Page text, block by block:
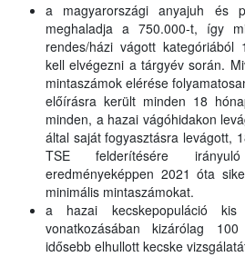
a magyarországi anyajuh és
meghaladja a 750.000-t, így
rendes/házi vágott kategóriából
kell elvégezni a tárgyév során.
mintaszámok elérése
előírásra került minden 18
minden, a hazai vágóhidakon
által saját fogyasztásra levágott,
TSE felderítésére
eredményeképpen 2021 óta
minimális mintaszámokat.
a hazai kecskepopuláció
vonatkozásában kizárólag
idősebb elhullott kecske